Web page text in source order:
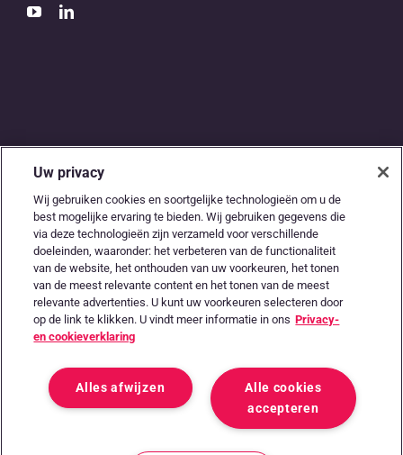
De digitale snelweg
tussen
accountants en
ondernemers
Privacy & Cookie Notice
Uw privacy
Wij gebruiken cookies en soortgelijke technologieën om u de
best mogelijke ervaring te bieden. Wij gebruiken gegevens die
via deze technologieën zijn verzameld voor verschillende
doeleinden, waaronder: het verbeteren van de functionaliteit
van de website, het onthouden van uw voorkeuren, het tonen
van de meest relevante content en het tonen van de meest
relevante advertenties. U kunt uw voorkeuren selecteren door
op de link te klikken. U vindt meer informatie in ons Privacy-
en cookieverklaring
Alle cookies
accepteren
Alles afwijzen